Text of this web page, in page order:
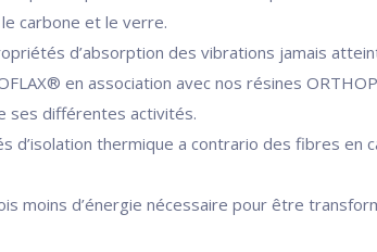
carbone et le verre.
d’absorption des vibrations jamais
en association avec nos résines
ses différentes activités.
d’isolation thermique a contrario des fibres en
moins d’énergie nécessaire pour être